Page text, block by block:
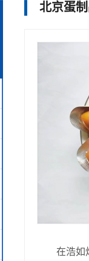
北京蛋
在浩如烟